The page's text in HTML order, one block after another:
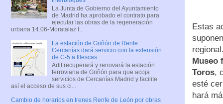
Estas
Museo
Toros,
esté
hará
La Junta de Gobierno del Ayuntamiento
de Madrid ha aprobado el contrato para
ejecutar las obras de la regeneración
urbana 14.06-Moratalaz I...
La estación de Griñón de Renfe
Cercanías dará servicio con la extensión
de C-5 a Illescas
Adif recuperará y renovará la estación
ferroviaria de Griñón para que acoja
servicios de Cercanías Madrid y facilite
así el acceso de sus ci...
Cambio de horarios en trenes Renfe de León por obras